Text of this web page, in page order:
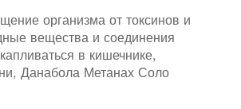
организма от токсинов и
вещества и соединения
в кишечнике,
Данабола Метанах Соло